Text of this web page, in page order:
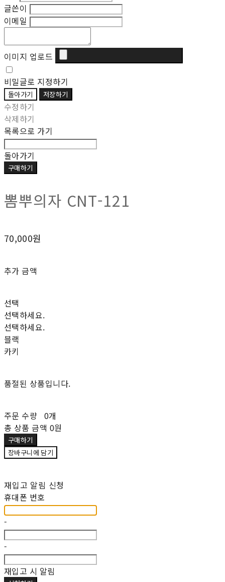
글쓴이
이메일
이미지 업로드
비밀글로 지정하기
돌아가기 저장하기
수정하기
삭제하기
목록으로 가기
돌아가기
구매하기
뽐뿌의자 CNT-121
70,000원
추가 금액
선택
선택하세요.
선택하세요.
블랙
카키
품절된 상품입니다.
주문 수량 0개
총 상품 금액 0원
구매하기
장바구니에 담기
재입고 알림 신청
휴대폰 번호
-
-
재입고 시 알림